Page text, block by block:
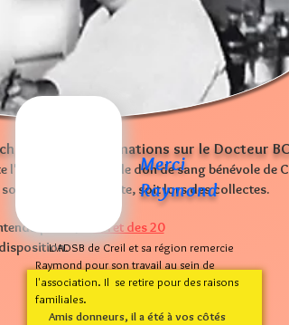
des informations sur le Docteur
l'Association pour le don de sang bénévole de
par le biais du site, soit lors des collectes.
parler, le
livret des 20
Merci
Raymond
L'ADSB de Creil et sa région remercie
Raymond pour son travail au sein de
l'association. Il se retire pour des raisons
familiales.
Amis donneurs, il a été à vos côtés